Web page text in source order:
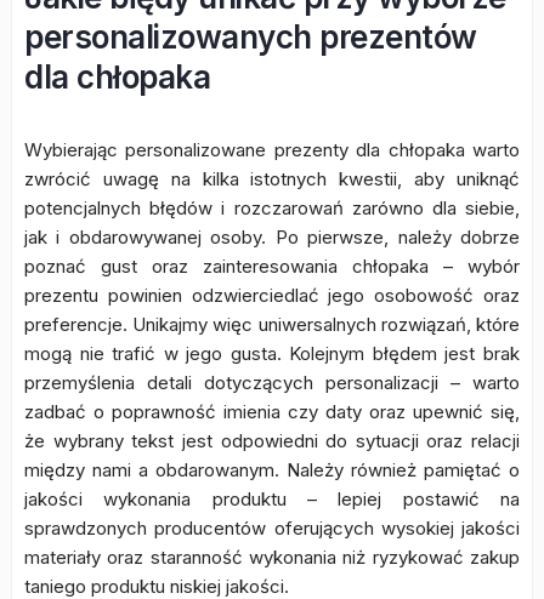
personalizowanych prezentów
dla chłopaka
Wybierając personalizowane prezenty dla chłopaka warto
zwrócić uwagę na kilka istotnych kwestii, aby uniknąć
potencjalnych błędów i rozczarowań zarówno dla siebie,
jak i obdarowywanej osoby. Po pierwsze, należy dobrze
poznać gust oraz zainteresowania chłopaka – wybór
prezentu powinien odzwierciedlać jego osobowość oraz
preferencje. Unikajmy więc uniwersalnych rozwiązań, które
mogą nie trafić w jego gusta. Kolejnym błędem jest brak
przemyślenia detali dotyczących personalizacji – warto
zadbać o poprawność imienia czy daty oraz upewnić się,
że wybrany tekst jest odpowiedni do sytuacji oraz relacji
między nami a obdarowanym. Należy również pamiętać o
jakości wykonania produktu – lepiej postawić na
sprawdzonych producentów oferujących wysokiej jakości
materiały oraz staranność wykonania niż ryzykować zakup
taniego produktu niskiej jakości.